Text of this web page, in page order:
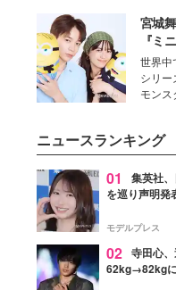
な美容
性を
プチャ
技術を
宮城
『ミ
ズ』
だけ
動
世界中
シリー
モン
デルの
談をお
ら、今
の感動
た。
ニュースランキング
01
集英社
を巡り声明発
モデルプレス
02 寺田心
62kg→82kg